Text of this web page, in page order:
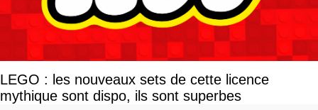
LEGO : les nouveaux sets de cette licence
mythique sont dispo, ils sont superbes